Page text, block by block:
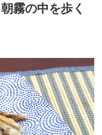
霧の中を歩く